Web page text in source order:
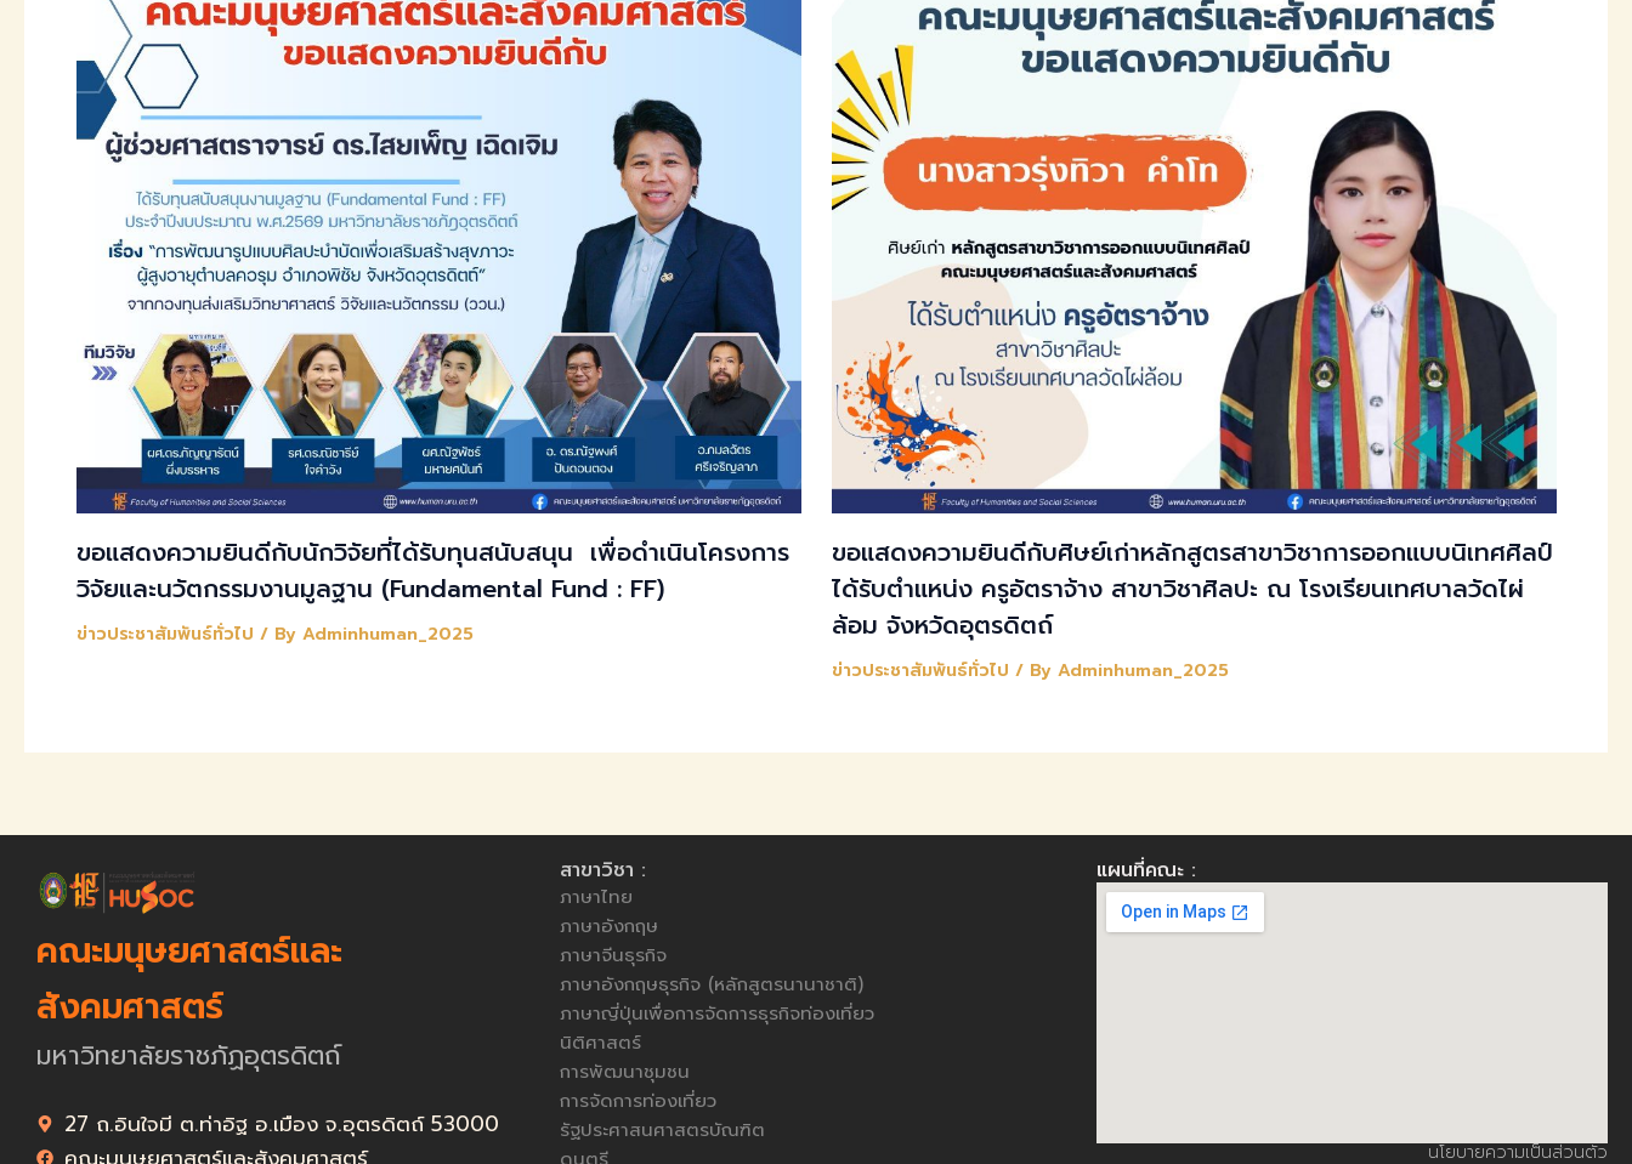
ขอแสดงความยินดีกับนักวิจัยที่ได้รับทุนสนับสนุน เพื่อดำเนินโครงการ
วิจัยและนวัตกรรมงานมูลฐาน (Fundamental Fund : FF)
ข่าวประชาสัมพันธ์ทั่วไป / By Adminhuman_2025
ขอแสดงความยินดีกับศิษย์เก่าหลักสูตรสาขาวิชาการออกแบบนิเทศศิลป์
ได้รับตำแหน่ง ครูอัตราจ้าง สาขาวิชาศิลปะ ณ โรงเรียนเทศบาลวัดไผ่
ล้อม จังหวัดอุตรดิตถ์
ข่าวประชาสัมพันธ์ทั่วไป / By Adminhuman_2025
คณะมนุษยศาสตร์และ
สังคมศาสตร์
มหาวิทยาลัยราชภัฏอุตรดิตถ์
27 ถ.อินใจมี ต.ท่าอิฐ อ.เมือง จ.อุตรดิตถ์ 53000
คณะมนุษยศาสตร์และสังคมศาสตร์
สาขาวิชา :
ภาษาไทย
ภาษาอังกฤษ
ภาษาจีนธุรกิจ
ภาษาอังกฤษธุรกิจ (หลักสูตรนานาชาติ)
ภาษาญี่ปุ่นเพื่อการจัดการธุรกิจท่องเที่ยว
นิติศาสตร์
การพัฒนาชุมชน
การจัดการท่องเที่ยว
รัฐประศาสนศาสตรบัณฑิต
แผนที่คณะ :
นโยบายความเป็นส่วนตัว